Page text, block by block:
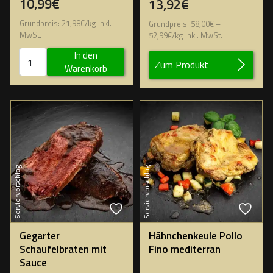
Grundpreis: 21,98€/kg inkl.
MwSt.
In den
Warenkorb
13,92€
Grundpreis: 58,00€ –
52,99€/kg inkl. MwSt.
Zum Produkt
Serviervorschlag
Gegarter
Schaufelbraten mit
Sauce
Serviervorschlag
Hähnchenkeule Pollo
Fino mediterran